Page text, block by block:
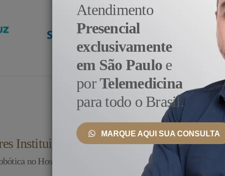
Instituições do País e Exterior
no Hospital Oswaldo Cruz
Atendimento
Presencial
exclusivamente
em São Paulo e
porTelemedicina
para todo o Brasil.
MARQUE AQUI SUA CONSULTA